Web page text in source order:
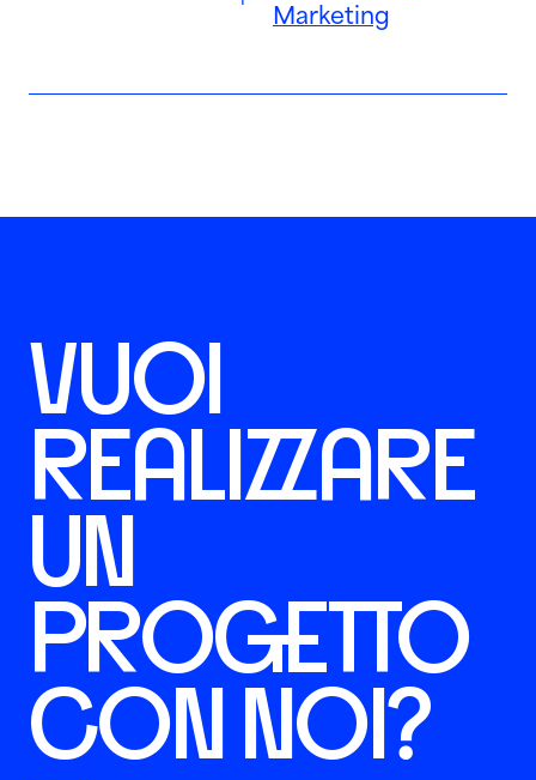
Marketing
VUOI
REALIZZARE
UN
PROGETTO
CON NOI?